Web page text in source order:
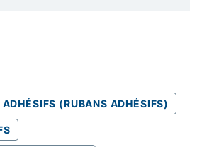
ADHÉSIFS (RUBANS ADHÉSIFS)